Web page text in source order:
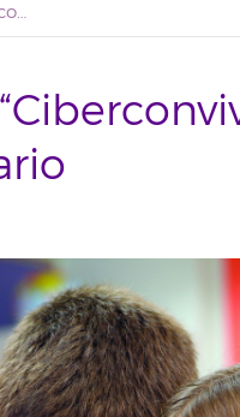
Finaliza el proyecto “Ciberconvivir en Igualdad” en El Rosario